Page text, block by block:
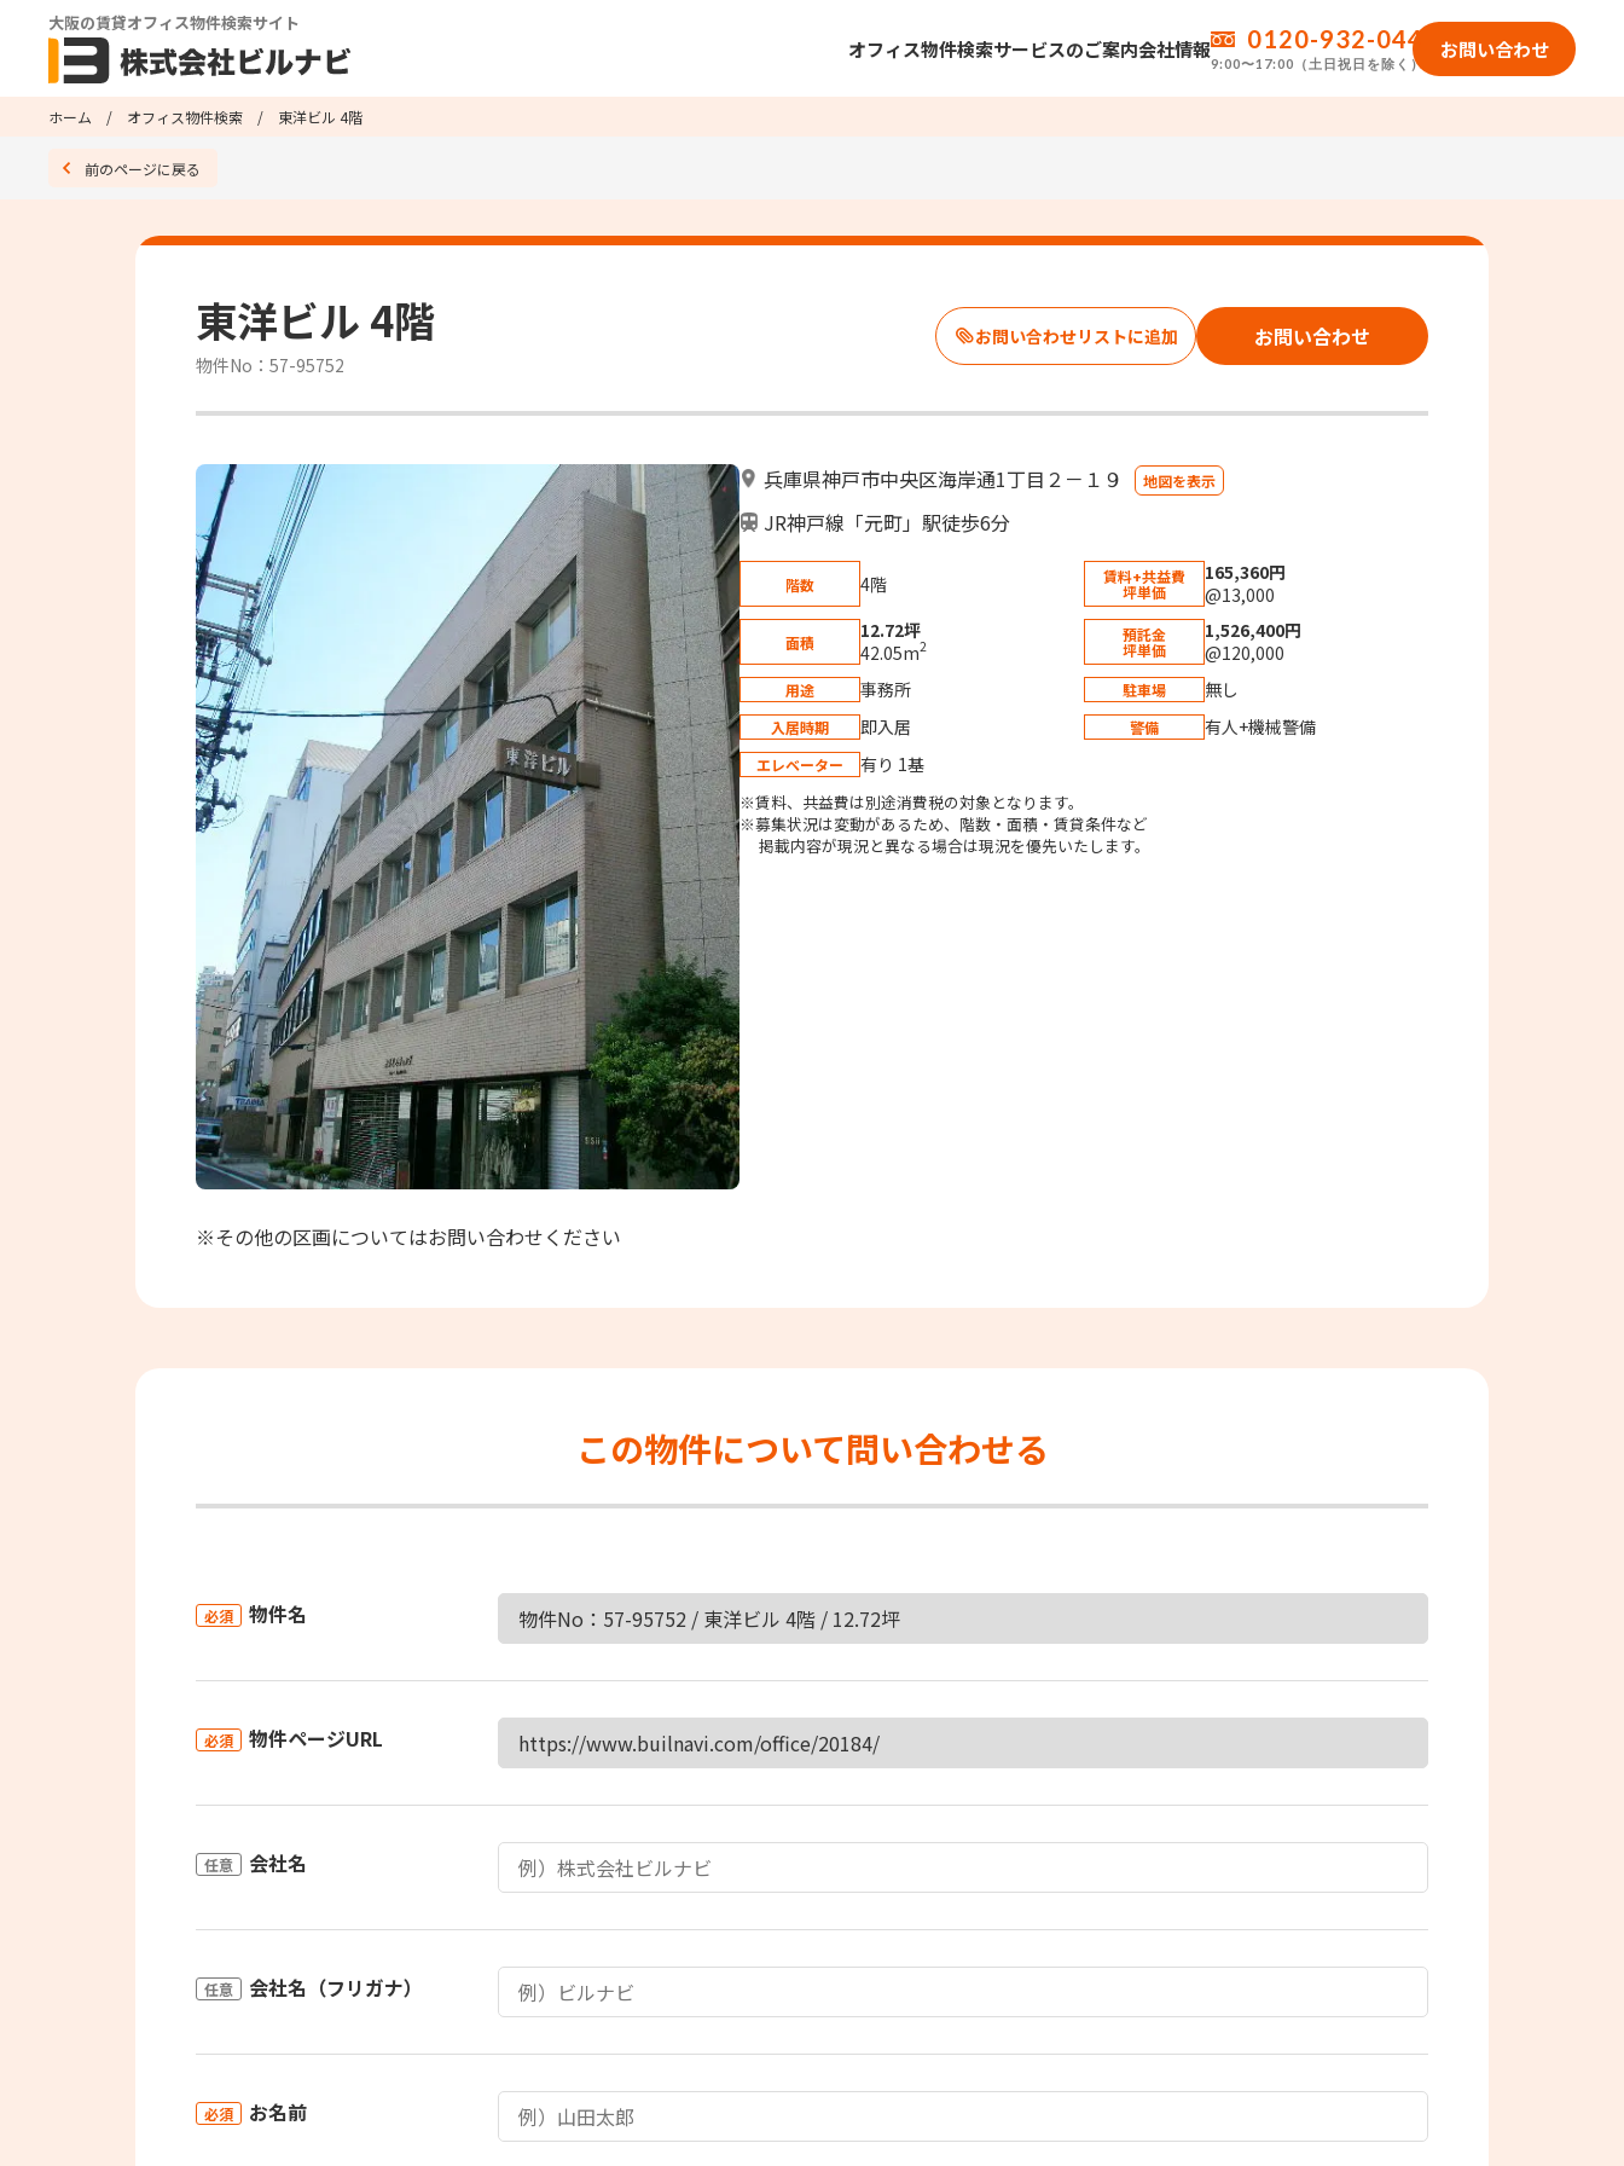
大阪の賃貸オフィス物件検索サイト
オフィス物件検索サービスのご案内会社情報 0120-932-044
9:00〜17:00（土日祝日を除く）
お問い合わせ
ホーム オフィス物件検索 東洋ビル 4階
前のページに戻る
東洋ビル 4階
物件No：57-95752
お問い合わせ
兵庫県神戸市中央区海岸通1丁目２－１９ 地図を表示
JR神戸線「元町」駅徒歩6分
階数 4階 賃料+共益費
坪単価
165,360円
@13,000
面積
12.72坪
42.05m2
預託金
坪単価
1,526,400円
@120,000
用途 事務所 駐車場 無し
入居時期 即入居 警備 有人+機械警備
エレベーター 有り 1基
※賃料、共益費は別途消費税の対象となります。
※募集状況は変動があるため、階数・面積・賃貸条件など
掲載内容が現況と異なる場合は現況を優先いたします。
※その他の区画についてはお問い合わせください
この物件について問い合わせる
必須 物件名
必須 物件ページURL
任意 会社名
任意 会社名（フリガナ）
必須 お名前